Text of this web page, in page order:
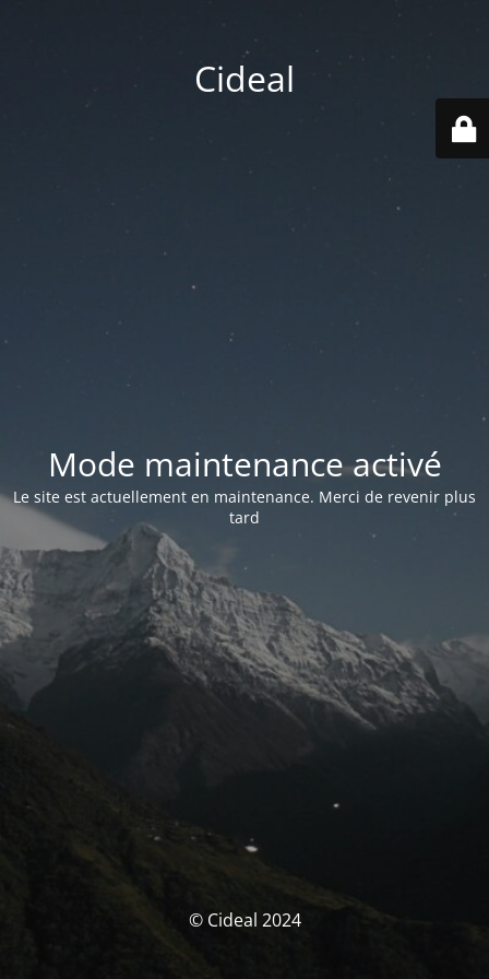
Cideal
Mode maintenance activé
Le site est actuellement en maintenance. Merci de revenir plus
tard
© Cideal 2024